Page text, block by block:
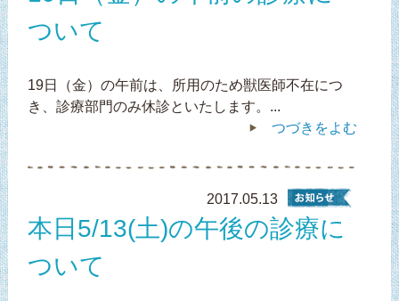
ついて
19日（金）の午前は、所用のため獣医師不在につ
き、診療部門のみ休診といたします。...
つづきをよむ
2017.05.13
本日5/13(土)の午後の診療に
ついて